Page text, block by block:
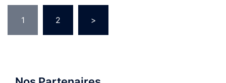
des
publications
1 2 >